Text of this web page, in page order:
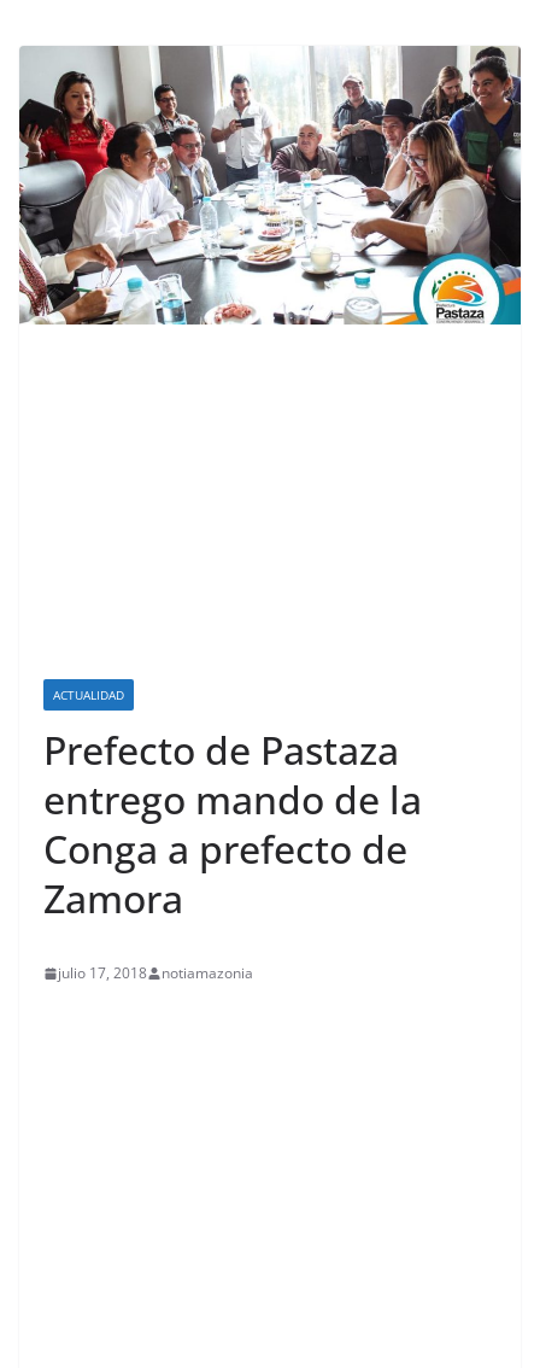
ACTUALIDAD
Prefecto de Pastaza
entrego mando de la
Conga a prefecto de
Zamora
julio 17, 2018 notiamazonia